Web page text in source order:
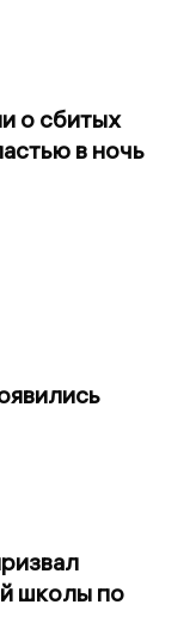
о сбитых
в ночь
школы по